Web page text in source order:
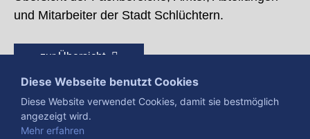
und Mitarbeiter der Stadt Schlüchtern.
zur Übersicht
Diese Webseite benutzt Cookies
Diese Website verwendet Cookies, damit sie bestmöglich
angezeigt wird.
Mehr erfahren